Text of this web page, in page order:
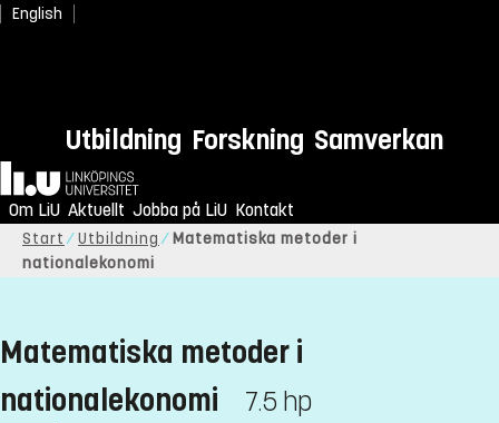
English
Utbildning Forskning Samverkan
Hem
Om LiU Aktuellt Jobba på LiU Kontakt
Start Utbildning
Matematiska metoder i
nationalekonomi
Matematiska metoder i
nationalekonomi
7.5 hp